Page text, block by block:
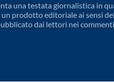
una testata giornalistica in
prodotto editoriale ai sensi
dai lettori nei